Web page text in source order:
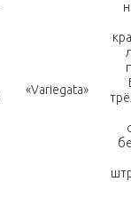
«Variegata»